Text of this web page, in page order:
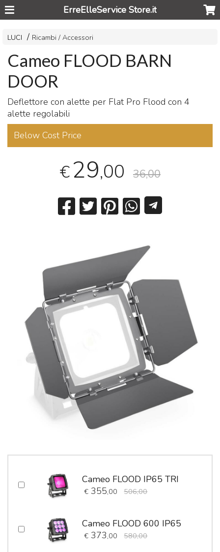
ErreElleService Store.it
LUCI Ricambi / Accessori
Cameo FLOOD BARN
DOOR
Deflettore con alette per Flat Pro Flood con 4
alette regolabili
Below Cost Price
€29,00 36,00
Cameo FLOOD IP65 TRI
€ 355,00 506,00
Cameo FLOOD 600 IP65
€ 373,00 580,00